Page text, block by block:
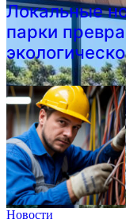
Локальные
парки
Новости